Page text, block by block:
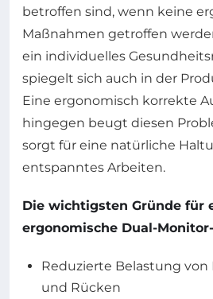
betroffen sind, wenn keine
Maßnahmen getroffen
ein individuelles
spiegelt sich auch in der
Eine ergonomisch korrekte
hingegen beugt diesen
sorgt für eine natürliche
entspanntes Arbeiten.
Die wichtigsten Gründe für
ergonomische Dual-
Reduzierte Belastung von
und Rücken